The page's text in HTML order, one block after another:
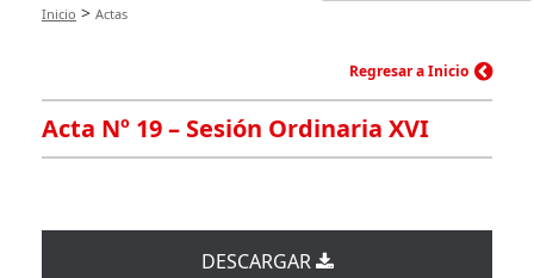
Inicio > Actas
Regresar a Inicio
Acta Nº 19 – Sesión Ordinaria XVI
DESCARGAR